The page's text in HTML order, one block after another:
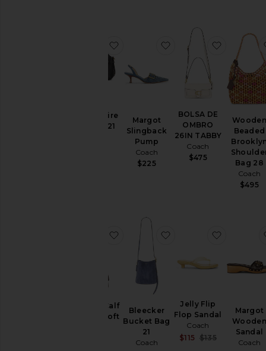
Soft Empire
Carryall 21
favoritoSoft Empire Carryall 21 Bag
Margot
Slingback
Pump
Coach
$225
favoritoMargot
BOLSA DE
OMBRO
26IN TABBY
Coach
$475
Wooden
Beaded
Bag 28
Coach
$495
Smooth Calf
Leather Soft
favoritoSmooth Calf Leather Soft
Bleecker
Bucket Bag
21
Coach
favoritoBleecker
Jelly Flip
Flop Sandal
Coach
Sale price:
$115
Previous
$135
Margot
Wooden
Sandal
Coach